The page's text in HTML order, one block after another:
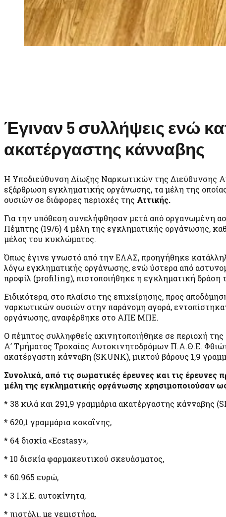
Έγιναν 5 συλλήψεις ενώ
ακατέργαστης κάνναβης
Η Υποδιεύθυνση Δίωξης Ναρκωτικών της Διεύθυνσης
εξάρθρωση εγκληματικής οργάνωσης, τα μέλη της
ουσιών σε διάφορες περιοχές της Αττικής.
Για την υπόθεση συνελήφθησαν μετά από οργανωμένη
Πέμπτης (19/6) 4 μέλη της εγκληματικής οργάνωσης,
μέλος του κυκλώματος.
Όπως έγινε γνωστό από την ΕΛΑΣ, προηγήθηκε
λόγω εγκληματικής οργάνωσης, ενώ ύστερα από
προφίλ (profiling), πιστοποιήθηκε η εγκληματική δράση
Ειδικότερα, στο πλαίσιο της επιχείρησης, προς
ναρκωτικών ουσιών στην παράνομη αγορά,
οργάνωσης, αναφέρθηκε στο ΑΠΕ ΜΠΕ.
Ο πέμπτος συλληφθείς ακινητοποιήθηκε σε περιοχή
Α’ Τμήματος Τροχαίας Αυτοκινητοδρόμων Π.Α.Θ.Ε.
ακατέργαστη κάνναβη (SKUNK), μικτού βάρους 1,9
Συνολικά, από τις σωματικές έρευνες και τις
μέλη της εγκληματικής οργάνωσης χρησιμοποιούσαν
* 38 κιλά και 291,9 γραμμάρια ακατέργαστης κάνναβης
* 620,1 γραμμάρια κοκαΐνης,
* 64 δισκία «Ecstasy»,
* 10 δισκία φαρμακευτικού σκευάσματος,
* 60.965 ευρώ,
* 3 Ι.Χ.Ε. αυτοκίνητα,
* πιστόλι, με γεμιστήρα,